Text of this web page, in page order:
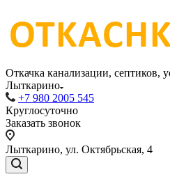
Откачка канализации, септиков,
Лыткарино
+7 980 2005 545
Круглосуточно
Заказать звонок
Лыткарино, ул. Октябрьская, 4